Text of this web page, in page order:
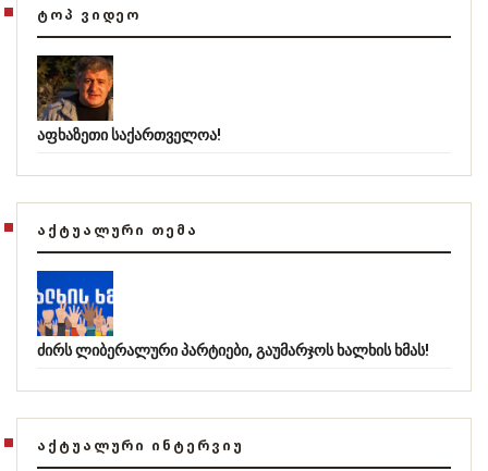
ᲢᲝᲞ ᲕᲘᲓᲔᲝ
აფხაზეთი საქართველოა!
ᲐᲥᲢᲣᲐᲚᲣᲠᲘ ᲗᲔᲛᲐ
ძირს ლიბერალური პარტიები, გაუმარჯოს ხალხის ხმას!
ᲐᲥᲢᲣᲐᲚᲣᲠᲘ ᲘᲜᲢᲔᲠᲕᲘᲣ